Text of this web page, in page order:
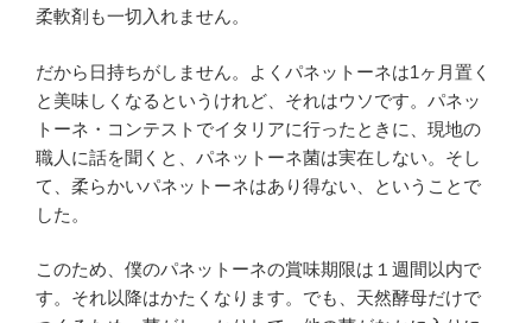
柔軟剤も一切入れません。
だから日持ちがしません。よくパネットーネは1ヶ月置く
と美味しくなるというけれど、それはウソです。パネッ
トーネ・コンテストでイタリアに行ったときに、現地の
職人に話を聞くと、パネットーネ菌は実在しない。そし
て、柔らかいパネットーネはあり得ない、ということで
した。
このため、僕のパネットーネの賞味期限は１週間以内で
す。それ以降はかたくなります。でも、天然酵母だけで